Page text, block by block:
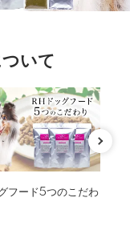
いて
フード5つのこだわ